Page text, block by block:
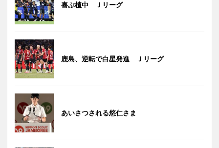
喜ぶ植中 Ｊリーグ
鹿島、逆転で白星発進 Ｊリーグ
あいさつされる悠仁さま